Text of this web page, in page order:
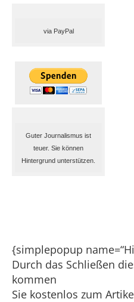
via PayPal
Guter Journalismus ist
teuer. Sie können
Hintergrund unterstützen.
{simplepopup
Durch das Schließen
kommen
Sie kostenlos zum